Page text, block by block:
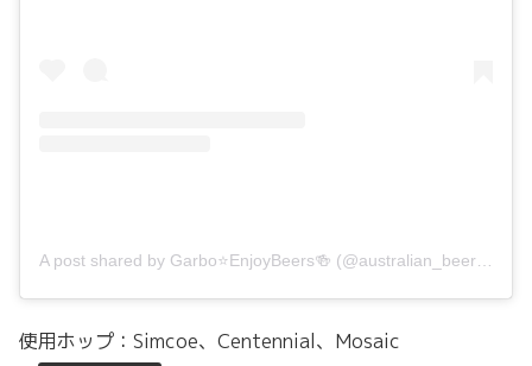
使用ホップ：Simcoe、Centennial、Mosaic